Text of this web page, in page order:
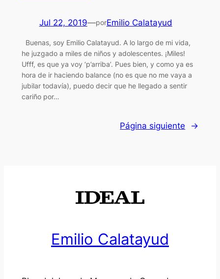
Jul 22, 2019—porEmilio Calatayud
Buenas, soy Emilio Calatayud. A lo largo de mi vida,
he juzgado a miles de niños y adolescentes. ¡Miles!
Ufff, es que ya voy ‘p’arriba’. Pues bien, y como ya es
hora de ir haciendo balance (no es que no me vaya a
jubilar todavía), puedo decir que he llegado a sentir
cariño por…
Página siguiente →
Emilio Calatayud